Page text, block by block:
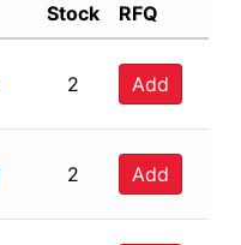
Stock RFQ
2 Add
2 Add